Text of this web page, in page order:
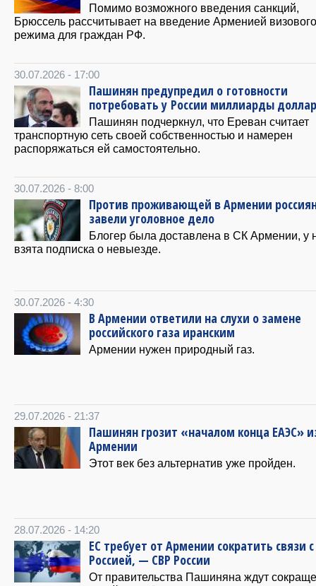
Помимо возможного введения санкций,
Брюссель рассчитывает на введение Арменией визового
режима для граждан РФ.
30.07.2026 - 17:00
Пашинян предупредил о готовности
потребовать у России миллиарды
Пашинян подчеркнул, что Ереван считает
транспортную сеть своей собственностью и намерен
распоряжаться ей самостоятельно.
30.07.2026 - 8:00
Против проживающей в Армении
завели уголовное дело
Блогер была доставлена в СК Армении, у
взята подписка о невыезде.
30.07.2026 - 4:30
В Армении ответили на слухи о замене
российского газа иранским
Армении нужен природный газ.
29.07.2026 - 21:37
Пашинян грозит «началом конца ЕАЭС»
Армении
Этот век без альтернатив уже пройден.
28.07.2026 - 14:20
ЕС требует от Армении сократить связи с
Россией, — СВР России
От правительства Пашиняна ждут